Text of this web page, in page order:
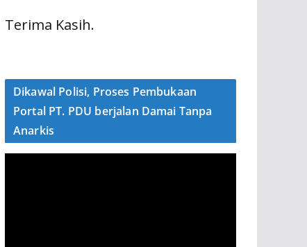
Terima Kasih.
Dikawal Polisi, Proses Pembukaan
Portal PT. PDU berjalan Damai Tanpa
Anarkis